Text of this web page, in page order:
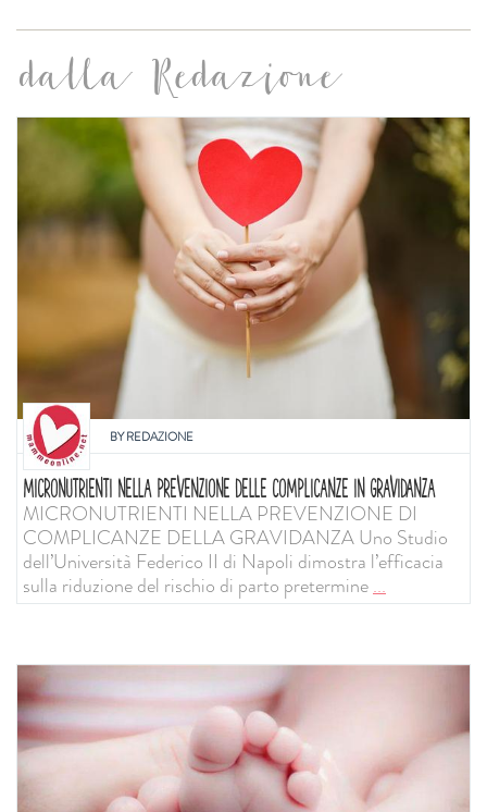
dalla Redazione
BYREDAZIONE
MICRONUTRIENTI NELLA PREVENZIONE DELLE COMPLICANZE IN GRAVIDANZA
MICRONUTRIENTI NELLA PREVENZIONE DI
COMPLICANZE DELLA GRAVIDANZA Uno Studio
dell’Università Federico II di Napoli dimostra l’efficacia
sulla riduzione del rischio di parto pretermine...